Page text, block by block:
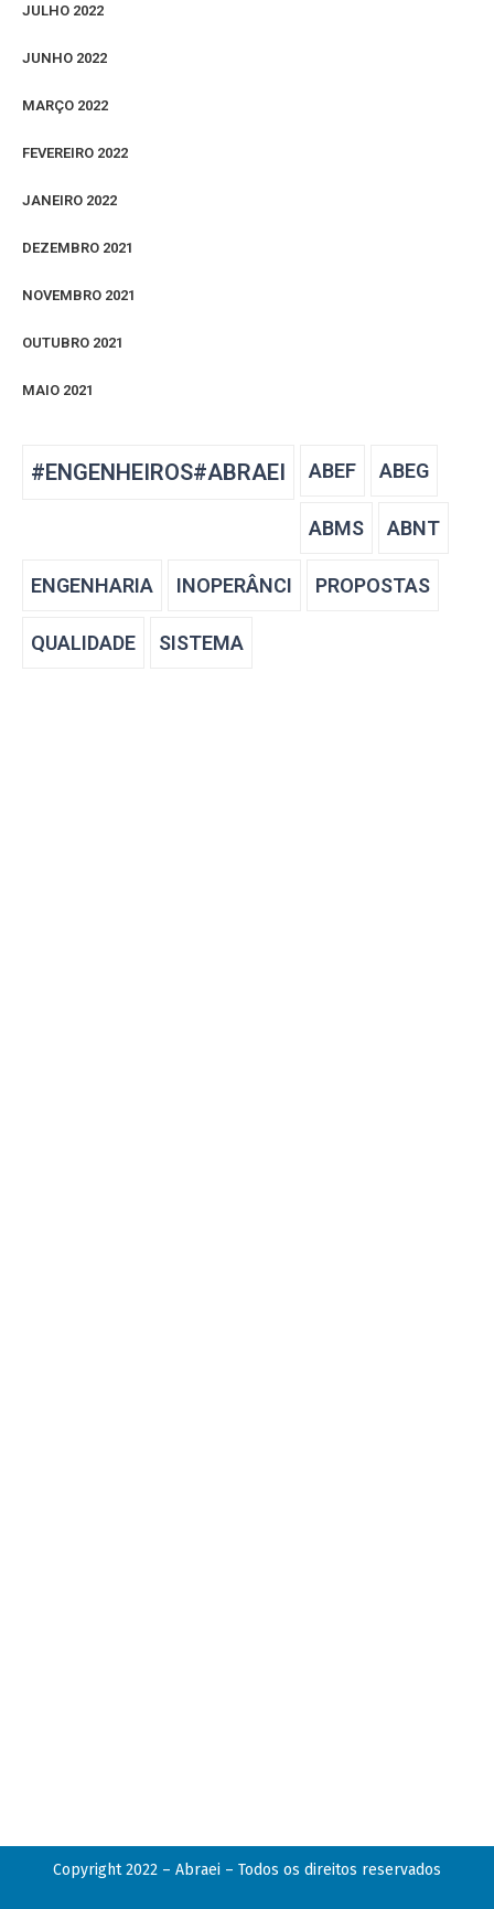
JULHO 2022
JUNHO 2022
MARÇO 2022
FEVEREIRO 2022
JANEIRO 2022
DEZEMBRO 2021
NOVEMBRO 2021
OUTUBRO 2021
MAIO 2021
#ENGENHEIROS#ABRAEI ABEF ABEG
ABMS ABNT
ENGENHARIA INOPERÂNCI PROPOSTAS
QUALIDADE SISTEMA
Copyright 2022 – Abraei – Todos os direitos reservados